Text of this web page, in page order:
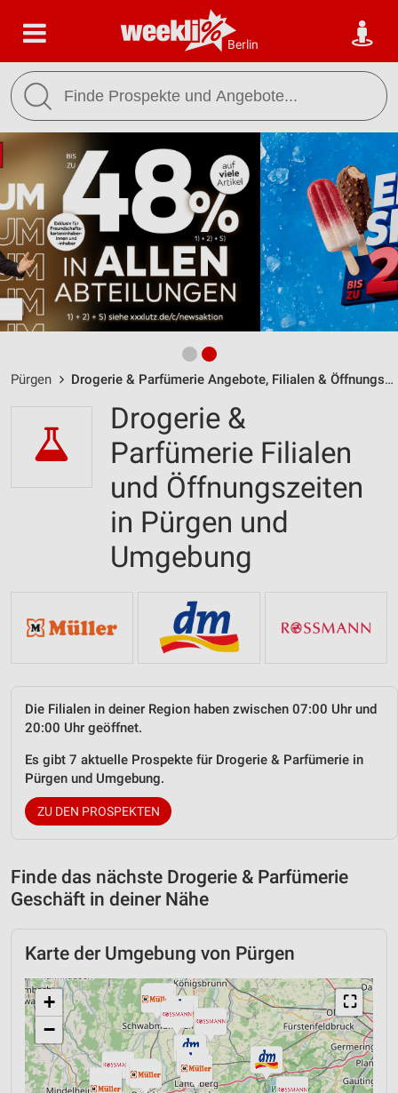
Berlin
Pürgen Drogerie & Parfümerie Angebote, Filialen & Öffnungszeiten
Drogerie &
Parfümerie Filialen
und Öffnungszeiten
in Pürgen und
Umgebung
Die Filialen in deiner Region haben zwischen 07:00 Uhr und
20:00 Uhr geöffnet.
Es gibt 7 aktuelle Prospekte für Drogerie & Parfümerie in
Pürgen und Umgebung.
ZU DEN PROSPEKTEN
Finde das nächste Drogerie & Parfümerie
Geschäft in deiner Nähe
Karte der Umgebung von Pürgen
⛶
+
−